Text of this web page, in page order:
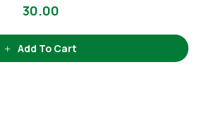
30.00
Add To Cart